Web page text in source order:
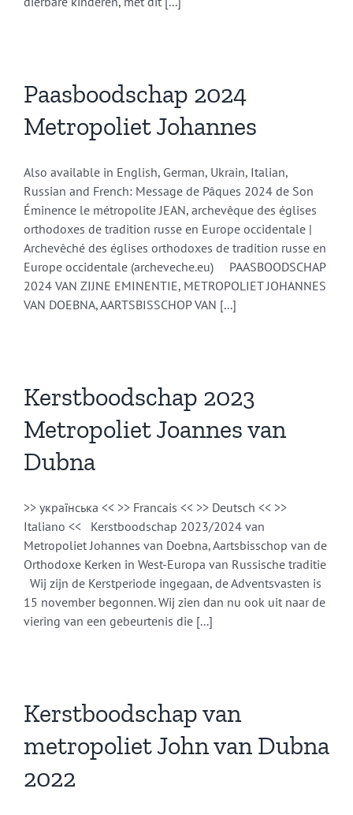
Paasboodschap 2024
Metropoliet Johannes
Also available in English, German, Ukrain, Italian,
Russian and French: Message de Pâques 2024 de Son
Éminence le métropolite JEAN, archevêque des églises
orthodoxes de tradition russe en Europe occidentale |
Archevêché des églises orthodoxes de tradition russe en
Europe occidentale (archeveche.eu) PAASBOODSCHAP
2024 VAN ZIJNE EMINENTIE, METROPOLIET JOHANNES
VAN DOEBNA, AARTSBISSCHOP VAN [...]
Kerstboodschap 2023
Metropoliet Joannes van
Dubna
>> українська << >> Francais << >> Deutsch << >>
Italiano << Kerstboodschap 2023/2024 van
Metropoliet Johannes van Doebna, Aartsbisschop van de
Orthodoxe Kerken in West-Europa van Russische traditie
Wij zijn de Kerstperiode ingegaan, de Adventsvasten is
15 november begonnen. Wij zien dan nu ook uit naar de
viering van een gebeurtenis die [...]
Kerstboodschap van
metropoliet John van Dubna
2022